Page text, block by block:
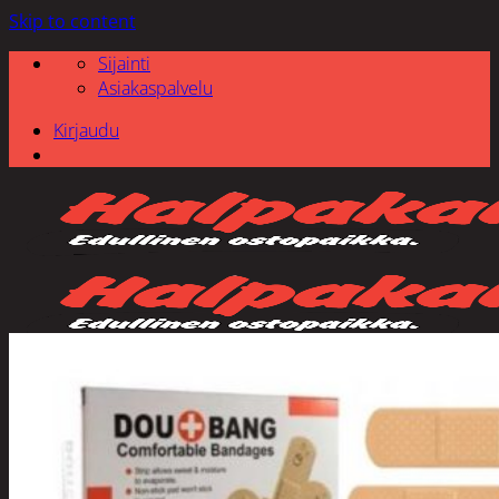
Skip to content
Sijainti
Asiakaspalvelu
Kirjaudu